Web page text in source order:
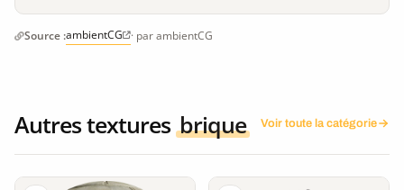
Source :ambientCG · par ambientCG
Autres textures brique Voir toute la catégorie